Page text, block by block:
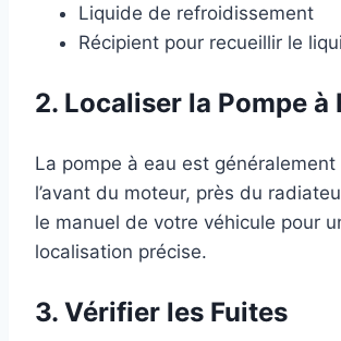
Liquide de refroidissement
Récipient pour recueillir le
2. Localiser la Pompe à
La pompe à eau est généralement
l’avant du moteur, près du
le manuel de votre véhicule pour
localisation précise.
3. Vérifier les Fuites